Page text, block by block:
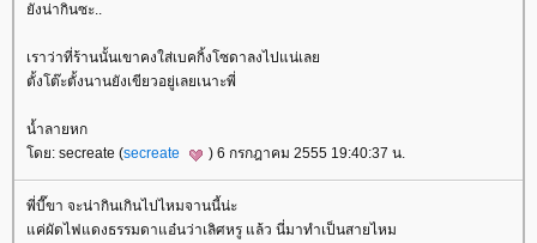
ังน่ากินซะ..
เราว่าที่ร้านนั้นเขาคงใส่เบคกิ้งโซดาลงไปแน่เล
ตั้งโต๊ะตั้งนานยังเขียวอยู่เลยเนาะพี่
น้ำลายหก
ดย: secreate (secreate ) 6 กรกฎาคม 2555 19:40:37 น.
พี่บี๊ขา จะน่ากินเกินไปไหมจานนี้น่ะ
ค่ผัดไฟแดงธรรมดาแอ๋นว่าเลิศหรู แล้ว นี่มาทำเป็นสายไหม